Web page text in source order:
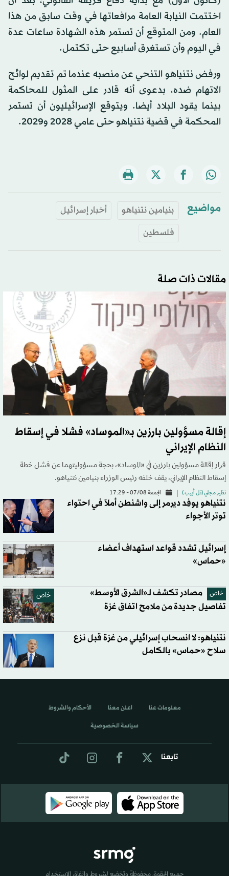
اختتمت النيابة العامة مرافعاتها في وقت سابق من هذا
العام. ومن المتوقع أن تستمر هذه الشهادة ساعات عدة
في اليوم وأن تستغرق أسابيع حتى تكتمل.
ورفض نتنياهو التنحي عن منصبه عندما تم تقديم لوائح
الاتهام ضده، بدعوى أنه قادر على المثول للمحاكمة
بينما يقود البلاد أيضا. ويتوقع الإسرائيليون أن تستمر
المحكمة في قضية نتنياهو حتى عامي 2028 و2029.
مواضيع بنيامين نتنياهو
أخبار إسرائيل
فلسطين
مقالات ذات صلة
إقالة مسؤولين بارزين بـ«الموساد» فشلا في إسقاط
النظام الإيراني
قرار إقالة مسؤولين بارزين في «الموساد»، بحجة مسؤوليتهما عن فشل خطة
إسقاط النظام الإيراني، يقف خلفه رئيس الوزراء بنيامين نتنياهو.
نظير مجلي (تل أبيب ) الجمعة 07/08 - 17:29
نتنياهو يوفِد ديرمر إلى واشنطن أملاً في احتواء
توتر الأجواء
إسرائيل تشدد قواعد استهداف أعضاء
«حماس»
خاص خاص
مصادر تكشف لـ«الشرق الأوسط»
تفاصيل جديدة من ملامح اتفاق غزة
نتنياهو: لا انسحاب إسرائيلي من غزة قبل نزع
سلاح «حماس» بالكامل
تابعنا
معلومات عنا اعلن معنا الأحكام والشروط
سياسة الخصوصية